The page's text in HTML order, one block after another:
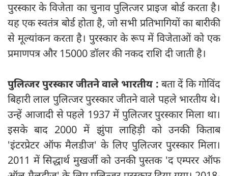
पुरस्कार के विजेता का चुनाव पुलित्जर प्राइज बोर्ड करता है।
यह एक स्वतंत्र बोर्ड होता है, जो सभी प्रतिभागियों का बारीकी
से मूल्यांकन करता है। पुरस्कार के रूप में विजेताओं को एक
प्रमाणपत्र और 15000 डॉलर की नकद राशि दी जाती है।
पुलित्जर पुरस्कार जीतने वाले भारतीय : बता दें कि गोविंद
बिहारी लाल पुलित्जर पुरस्कार जीतने वाले पहले भारतीय थे।
उन्हें आजादी से पहले 1937 में पुलित्जर पुरस्कार मिला था।
इसके बाद 2000 में झुंपा लाहिड़ी को उनकी किताब
'इंटरप्रेटर ऑफ मैलडीज' के लिए पुलित्जर पुरस्कार मिला।
2011 में सिद्धार्थ मुखर्जी को उनकी पुस्तक 'द एम्परर ऑफ